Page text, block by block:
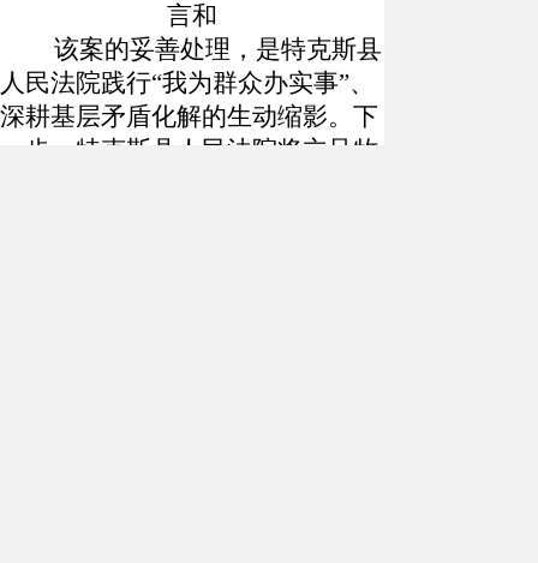
言和
该案的妥善处理，是特克斯县
人民法院践行“我为群众办实事”、
深耕基层矛盾化解的生动缩影。下
一步，特克斯县人民法院将立足牧